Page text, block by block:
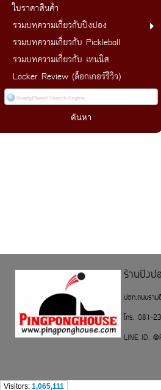
ใบราคาสินค้า
รวมบทความเกี่ยวกับปิงปอง
รวมบทความเกี่ยวกับ Pickleball
รวมบทความเกี่ยวกับ เทนนิส
Locker Review (ล็อกเกอร์รีวิว)
ร้านปิงป
ปตท.ถนนรา
โทร. 081-
LINE ID.
Visitors: 1,065,111